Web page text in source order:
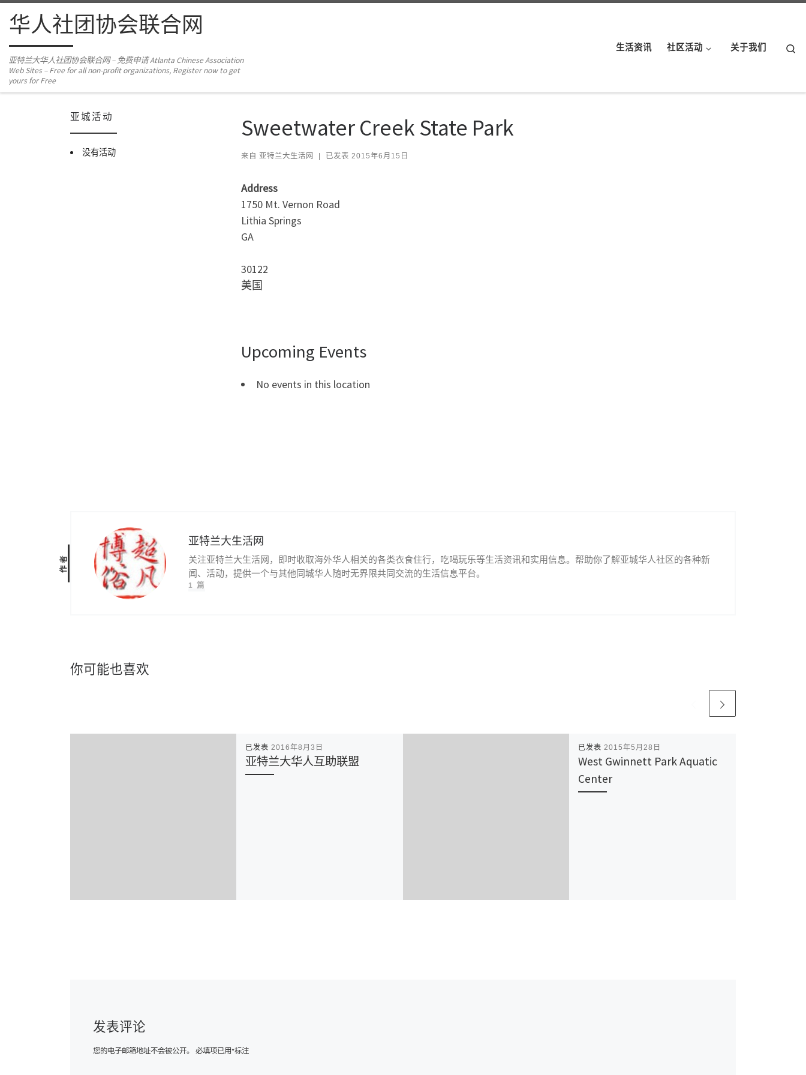
Skip to content
华人社团协会联合网
亚特兰大华人社团协会联合网 – 免费申请 Atlanta Chinese Association
Web Sites – Free for all non-profit organizations, Register now to get
yours for Free
生活资讯 社区活动 关于我们
Sweetwater Creek State Park
来自 亚特兰大生活网 已发表 2015年6月15日
Address
1750 Mt. Vernon Road
Lithia Springs
GA
30122
美国
Upcoming Events
No events in this location
作者
亚特兰大生活网
关注亚特兰大生活网，即时收取海外华人相关的各类衣食住行，吃喝玩乐等生活资讯和实用信息。帮助你了解亚城华人社区的各种新
闻、活动，提供一个与其他同城华人随时无界限共同交流的生活信息平台。
1 篇
你可能也喜欢
已发表 2016年8月3日
亚特兰大华人互助联盟
已发表 2015年5月28日
West Gwinnett Park Aquatic
Center
发表评论
您的电子邮箱地址不会被公开。 必填项已用*标注
亚城活动
没有活动